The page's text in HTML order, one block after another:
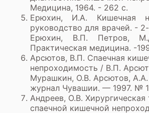
Медицина, 1964. - 262 с.
Ерюхин, И.А. Кишечная
руководство для врачей. -
Ерюхин, В.П. Петров,
Практическая медицина. -
Арсютов, В.П. Спаечная
непроходимость / В.П.
Мурашкин, О.В. Арсютов,
журнал Чувашии. — 1997. №
Андреев, О.В. Хирургическая
спаечной кишечной